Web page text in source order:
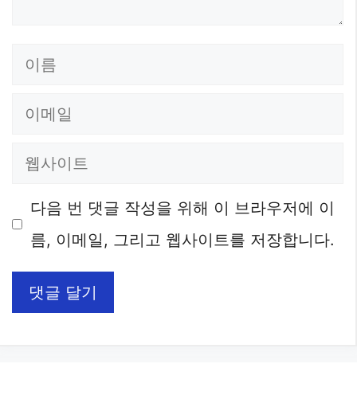
이
이
웹
이
다음 번 댓글 작성을 위해 이 브라우저에 이
름, 이메일, 그리고 웹사이트를 저장합니다.